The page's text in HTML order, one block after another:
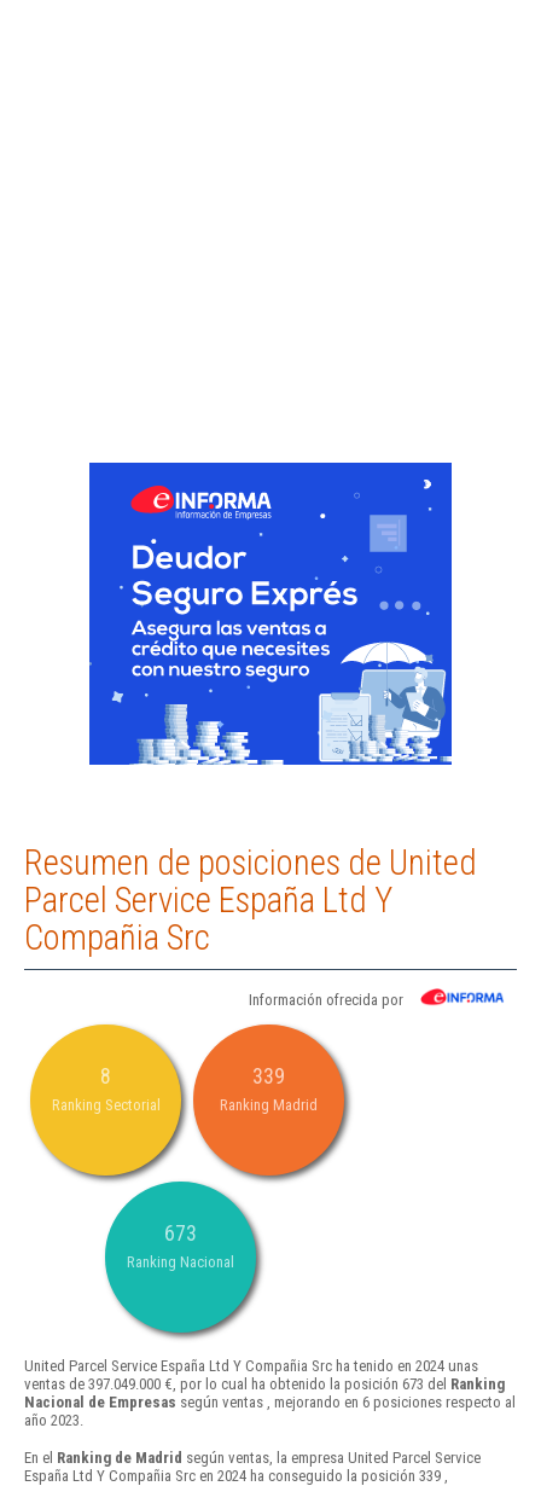
Resumen de posiciones de United
Parcel Service España Ltd Y
Compañia Src
Información ofrecida por
8
Ranking Sectorial
339
Ranking Madrid
673
Ranking Nacional
United Parcel Service España Ltd Y Compañia Src ha tenido en 2024 unas
ventas de 397.049.000 €, por lo cual ha obtenido la posición 673 del Ranking
Nacional de Empresas según ventas , mejorando en 6 posiciones respecto al
año 2023.
En el Ranking de Madrid según ventas, la empresa United Parcel Service
España Ltd Y Compañia Src en 2024 ha conseguido la posición 339 ,